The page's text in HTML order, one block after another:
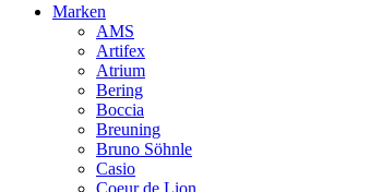
Marken
AMS
Artifex
Atrium
Bering
Boccia
Breuning
Bruno Söhnle
Casio
Coeur de Lion